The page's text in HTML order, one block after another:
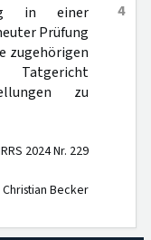
4
in einer
Prüfung
zugehörigen
Tatgericht
zu
2024 Nr. 229
Christian Becker